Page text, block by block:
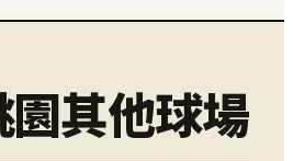
園其他球場